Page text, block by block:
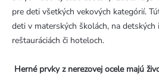
pre deti všetkých vekových kategórií.
deti v materských školách, na detských
reštauráciách či hoteloch.
Herné prvky z nerezovej ocele majú